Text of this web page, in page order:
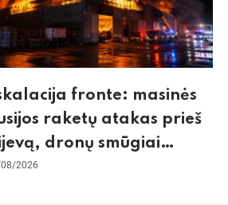
fronte: masinės
raketų atakas prieš
dronų smūgiai
ir žiemos
2026